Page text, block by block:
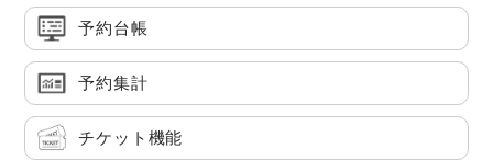
予約台帳
予約集計
チケット機能